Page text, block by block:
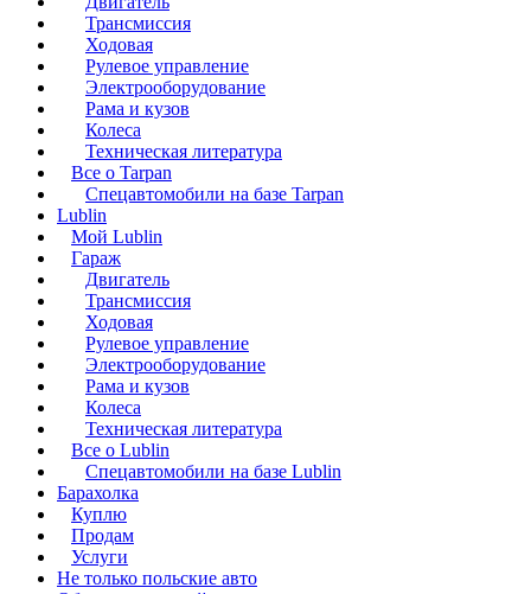
Трансмиссия
Ходовая
Рулевое управление
Электрооборудование
Рама и кузов
Колеса
Техническая литература
Все о Tarpan
Спецавтомобили на базе Tarpan
Lublin
Мой Lublin
Гараж
Двигатель
Трансмиссия
Ходовая
Рулевое управление
Электрооборудование
Рама и кузов
Колеса
Техническая литература
Все о Lublin
Спецавтомобили на базе Lublin
Барахолка
Куплю
Продам
Услуги
Не только польские авто